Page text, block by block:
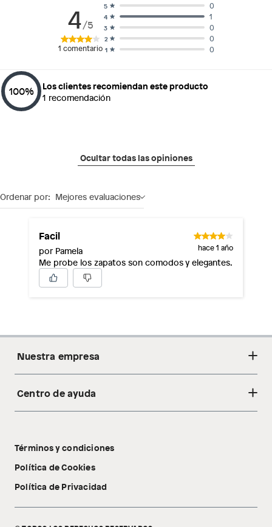
4/5
1 comentario 1 0
2 0
3 0
4 1
5 0
100% Los clientes recomiendan este producto
1 recomendación
Ocultar todas las opiniones
Ordenar por: Mejores evaluaciones
Facil
por Pamela hace 1 año
Me probe los zapatos son comodos y elegantes.
Nuestra empresa
Acerca de nosotros
Tecnología Pillow Walk
Centro de ayuda
Libro de reclamaciones
Términos y condiciones
Política de Cookies
Política de Privacidad